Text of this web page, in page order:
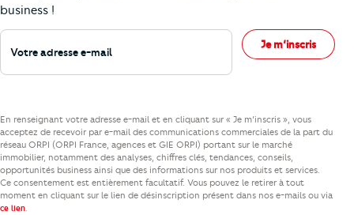
business !
Votre adresse e-mail
Je m’inscris
En renseignant votre adresse e-mail et en cliquant sur « Je m’inscris », vous
acceptez de recevoir par e-mail des communications commerciales de la part du
réseau ORPI (ORPI France, agences et GIE ORPI) portant sur le marché
immobilier, notamment des analyses, chiffres clés, tendances, conseils,
opportunités business ainsi que des informations sur nos produits et services.
Ce consentement est entièrement facultatif. Vous pouvez le retirer à tout
moment en cliquant sur le lien de désinscription présent dans nos e-mails ou via
ce lien.